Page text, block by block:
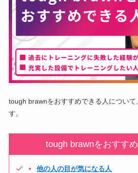
tough brawnをおすすめできる人について
す。
tough brawnをおすす
他の人の目が気になる人